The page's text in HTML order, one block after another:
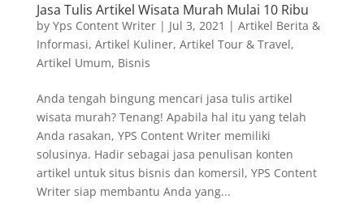
Jasa Tulis Artikel Wisata Murah Mulai 10 Ribu
by Yps Content Writer| Jul 3, 2021 | Artikel Berita &
Informasi, Artikel Kuliner, Artikel Tour & Travel,
Artikel Umum, Bisnis
Anda tengah bingung mencari jasa tulis artikel
wisata murah? Tenang! Apabila hal itu yang telah
Anda rasakan, YPS Content Writer memiliki
solusinya. Hadir sebagai jasa penulisan konten
artikel untuk situs bisnis dan komersil, YPS Content
Writer siap membantu Anda yang...